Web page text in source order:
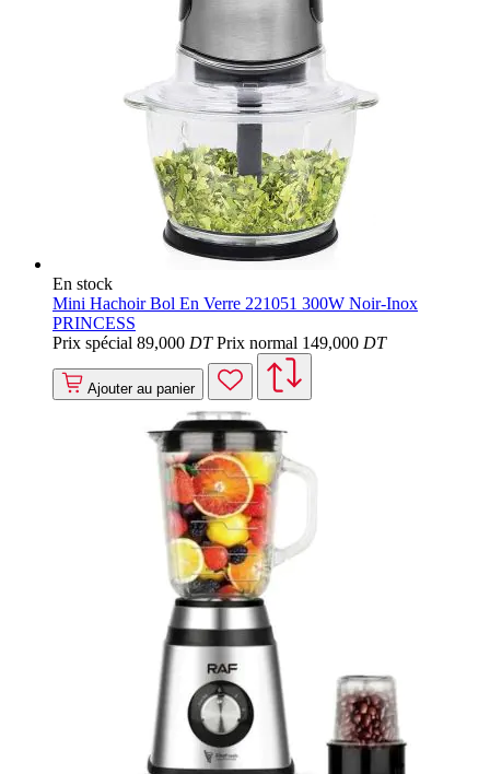
En stock
Mini Hachoir Bol En Verre 221051 300W Noir-Inox
PRINCESS
Prix spécial 89,000 DT Prix normal 149,000 DT
Ajouter au panier